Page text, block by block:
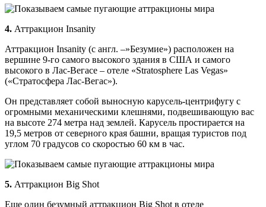
4. Аттракцион Insanity
Аттракцион Insanity (с англ. –»Безумие») расположен на
вершине 9-го самого высокого здания в США и самого
высокого в Лас-Вегасе – отеле «Stratosphere Las Vegas»
(«Стратосфера Лас-Вегас»).
Он представляет собой выносную карусель-центрифугу с
огромными механическими клешнями, подвешивающую вас
на высоте 274 метра над землей. Карусель простирается на
19,5 метров от северного края башни, вращая туристов под
углом 70 градусов со скоростью 60 км в час.
5. Аттракцион Big Shot
Еще один безумный аттракцион Big Shot в отеле